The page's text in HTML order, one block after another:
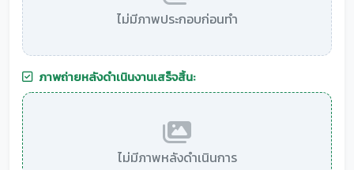
ไม่มีภาพประกอบก่อนทำ
ภาพถ่ายหลังดำเนินงานเสร็จสิ้น:
ไม่มีภาพหลังดำเนินการ